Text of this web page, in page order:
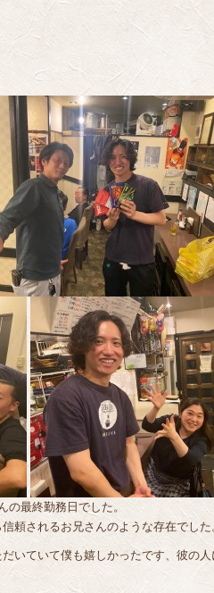
最終勤務日でした。
頼されるお兄さんのような存在でした
いていて僕も嬉しかったです、彼の